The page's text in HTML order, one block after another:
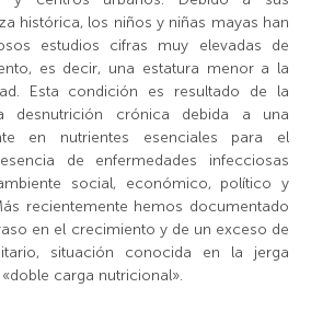
histórica, los niños y niñas mayas han
estudios cifras muy elevadas de
es decir, una estatura menor a la
Esta condición es resultado de la
desnutrición crónica debida a una
en nutrientes esenciales para el
de enfermedades infecciosas
social, económico, político y
recientemente hemos documentado
en el crecimiento y de un exceso de
situación conocida en la jerga
carga nutricional».